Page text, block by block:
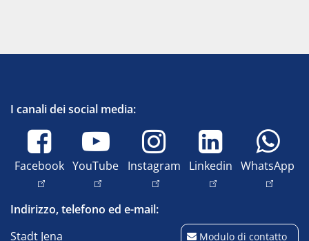
I canali dei social media:
Facebook YouTube Instagram Linkedin WhatsApp
Indirizzo, telefono ed e-mail:
Stadt Jena
Modulo di contatto